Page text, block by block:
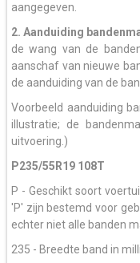
aangegeven.
2. Aanduiding
de wang van de
aanschaf van nieuwe
de aanduiding van de
Voorbeeld aanduiding
illustratie; de
uitvoering.)
P235/55R19 108T
P - Geschikt soort
'P' zijn bestemd voor
echter niet alle banden
235 - Breedte band in